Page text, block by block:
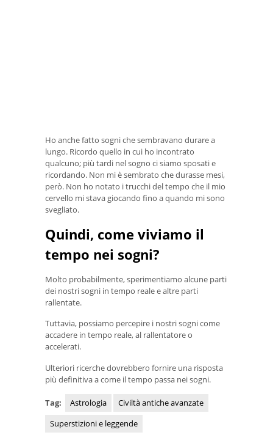
Ho anche fatto sogni che sembravano durare a
lungo. Ricordo quello in cui ho incontrato
qualcuno; più tardi nel sogno ci siamo sposati e
ricordando. Non mi è sembrato che durasse mesi,
però. Non ho notato i trucchi del tempo che il mio
cervello mi stava giocando fino a quando mi sono
svegliato.
Quindi, come viviamo il
tempo nei sogni?
Molto probabilmente, sperimentiamo alcune parti
dei nostri sogni in tempo reale e altre parti
rallentate.
Tuttavia, possiamo percepire i nostri sogni come
accadere in tempo reale, al rallentatore o
accelerati.
Ulteriori ricerche dovrebbero fornire una risposta
più definitiva a come il tempo passa nei sogni.
Tag: Astrologia
Civiltà antiche avanzate
Superstizioni e leggende